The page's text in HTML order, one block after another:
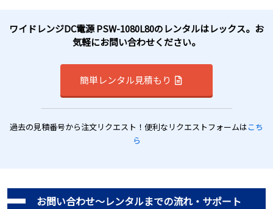
ワイドレンジDC電源 PSW-1080L80のレンタルはレックス。お
気軽にお問い合わせください。
簡単レンタル見積もり
過去の見積番号から注文リクエスト！便利なリクエストフォームはこち
ら
お問い合わせ～レンタルまでの流れ・サポート